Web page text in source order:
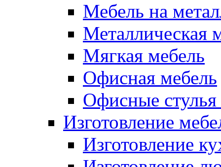
Мебель на
Металлическая
Мягкая мебель
Офисная мебель
Офисные стулья
Изготовление
Изготовление